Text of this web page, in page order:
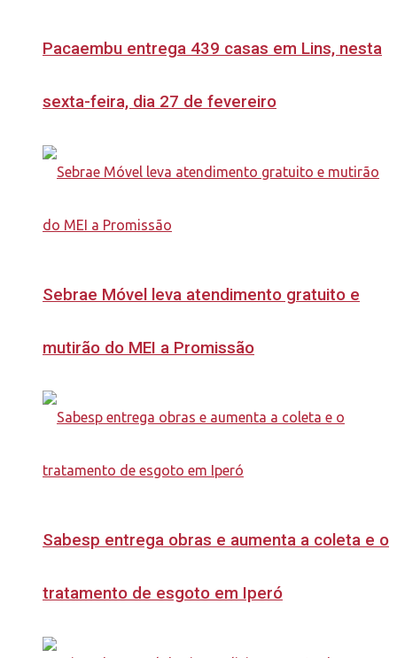
Pacaembu entrega 439 casas em Lins, nesta
sexta-feira, dia 27 de fevereiro
Sebrae Móvel leva atendimento gratuito e
mutirão do MEI a Promissão
Sabesp entrega obras e aumenta a coleta e o
tratamento de esgoto em Iperó